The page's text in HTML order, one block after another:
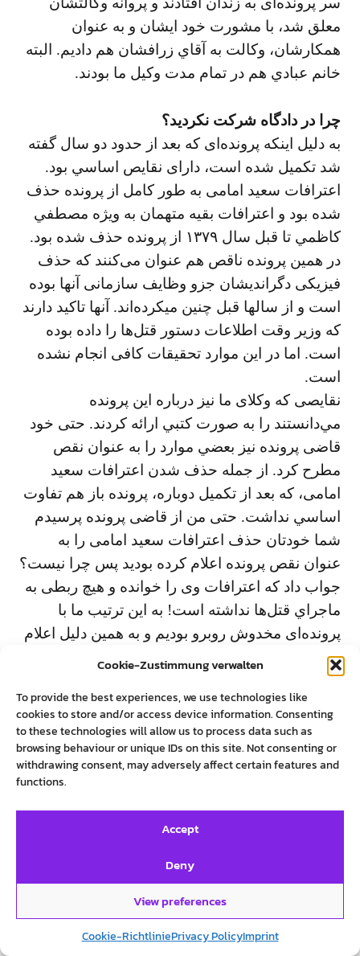
Cookie-Zustimmung verwalten
To provide the best experiences, we use technologies like
cookies to store and/or access device information. Consenting
to these technologies will allow us to process data such as
browsing behaviour or unique IDs on this site. Not consenting or
withdrawing consent, may adversely affect certain features and
functions.
Accept
Deny
View preferences
Cookie-RichtliniePrivacy PolicyImprint
معلق شد، با مشورت خود ايشان و به عنوان
همكارشان، وكالت به آقاي زرافشان هم داديم. البته
خانم عبادي هم در تمام مدت وكيل ما بودند.
چرا در دادگاه شركت نكرديد؟
به دليل اينكه پرونده‌ای كه بعد از حدود دو سال گفته
شد تكميل شده است، دارای نقايص اساسي بود.
اعترافات سعيد امامی به طور كامل از پرونده حذف
شده بود و اعترافات بقيه متهمان به ويژه مصطفي
كاظمي تا قبل سال ۱۳۷۹ از پرونده حذف شده بود.
در همين پرونده ناقص هم عنوان می‌كنند كه حذف
فيزيكی دگرانديشان جزو وظايف سازمانی آنها بوده
است و از سالها قبل چنين ميكرده‌اند. آنها تاكيد دارند
كه وزير وقت اطلاعات دستور قتل‌ها را داده بوده
است. اما در اين موارد تحقيقات كافی انجام نشده
است.
نقايصی كه وكلای ما نيز درباره اين پرونده
مي‌دانستند را به صورت كتبي ارائه كردند. حتی خود
قاضی پرونده نيز بعضي موارد را به عنوان نقص
مطرح كرد. از جمله حذف شدن اعترافات سعيد
امامی، كه بعد از تكميل دوباره، پرونده باز هم تفاوت
اساسي نداشت. حتی من از قاضی پرونده پرسيدم
شما خودتان حذف اعترافات سعيد امامی را به
عنوان نقص پرونده اعلام كرده بوديد پس چرا نيست؟
جواب داد كه اعترافات وی را خوانده و هيچ ربطی به
ماجراي قتل‌ها نداشته است! به اين ترتيب ما با
پرونده‌ای مخدوش روبرو بوديم و به همين دليل اعلام
كرديم در دادگاهی كه براي بسته شدن پرونده تشكيل
مي‌شود، شركت نمي‌كنيم.
و چرا محكومان اين دادگاه را بخشيديد و رضايت
داديد؟
توجه كنيد كه ما محدوده جرم را شخصی نمي‌دانيم
كه در سال ۱۳۷۶ منتشر شد، حزب ملت ايران
چطور ميتوانم به عنوان فرزند آنها در اين مسئله
موضع ديگر داشته باشم، جز موضعی كه آنها داشتند